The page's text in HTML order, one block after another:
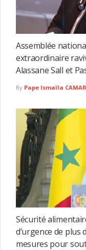
Assemblée
extraordinaire
Alassane Sall et
By Pape Ismaïla
Sécurité
d’urgence de plus
mesures pour